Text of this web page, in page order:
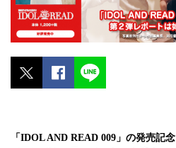
「IDOL AND READ 009」の発売記